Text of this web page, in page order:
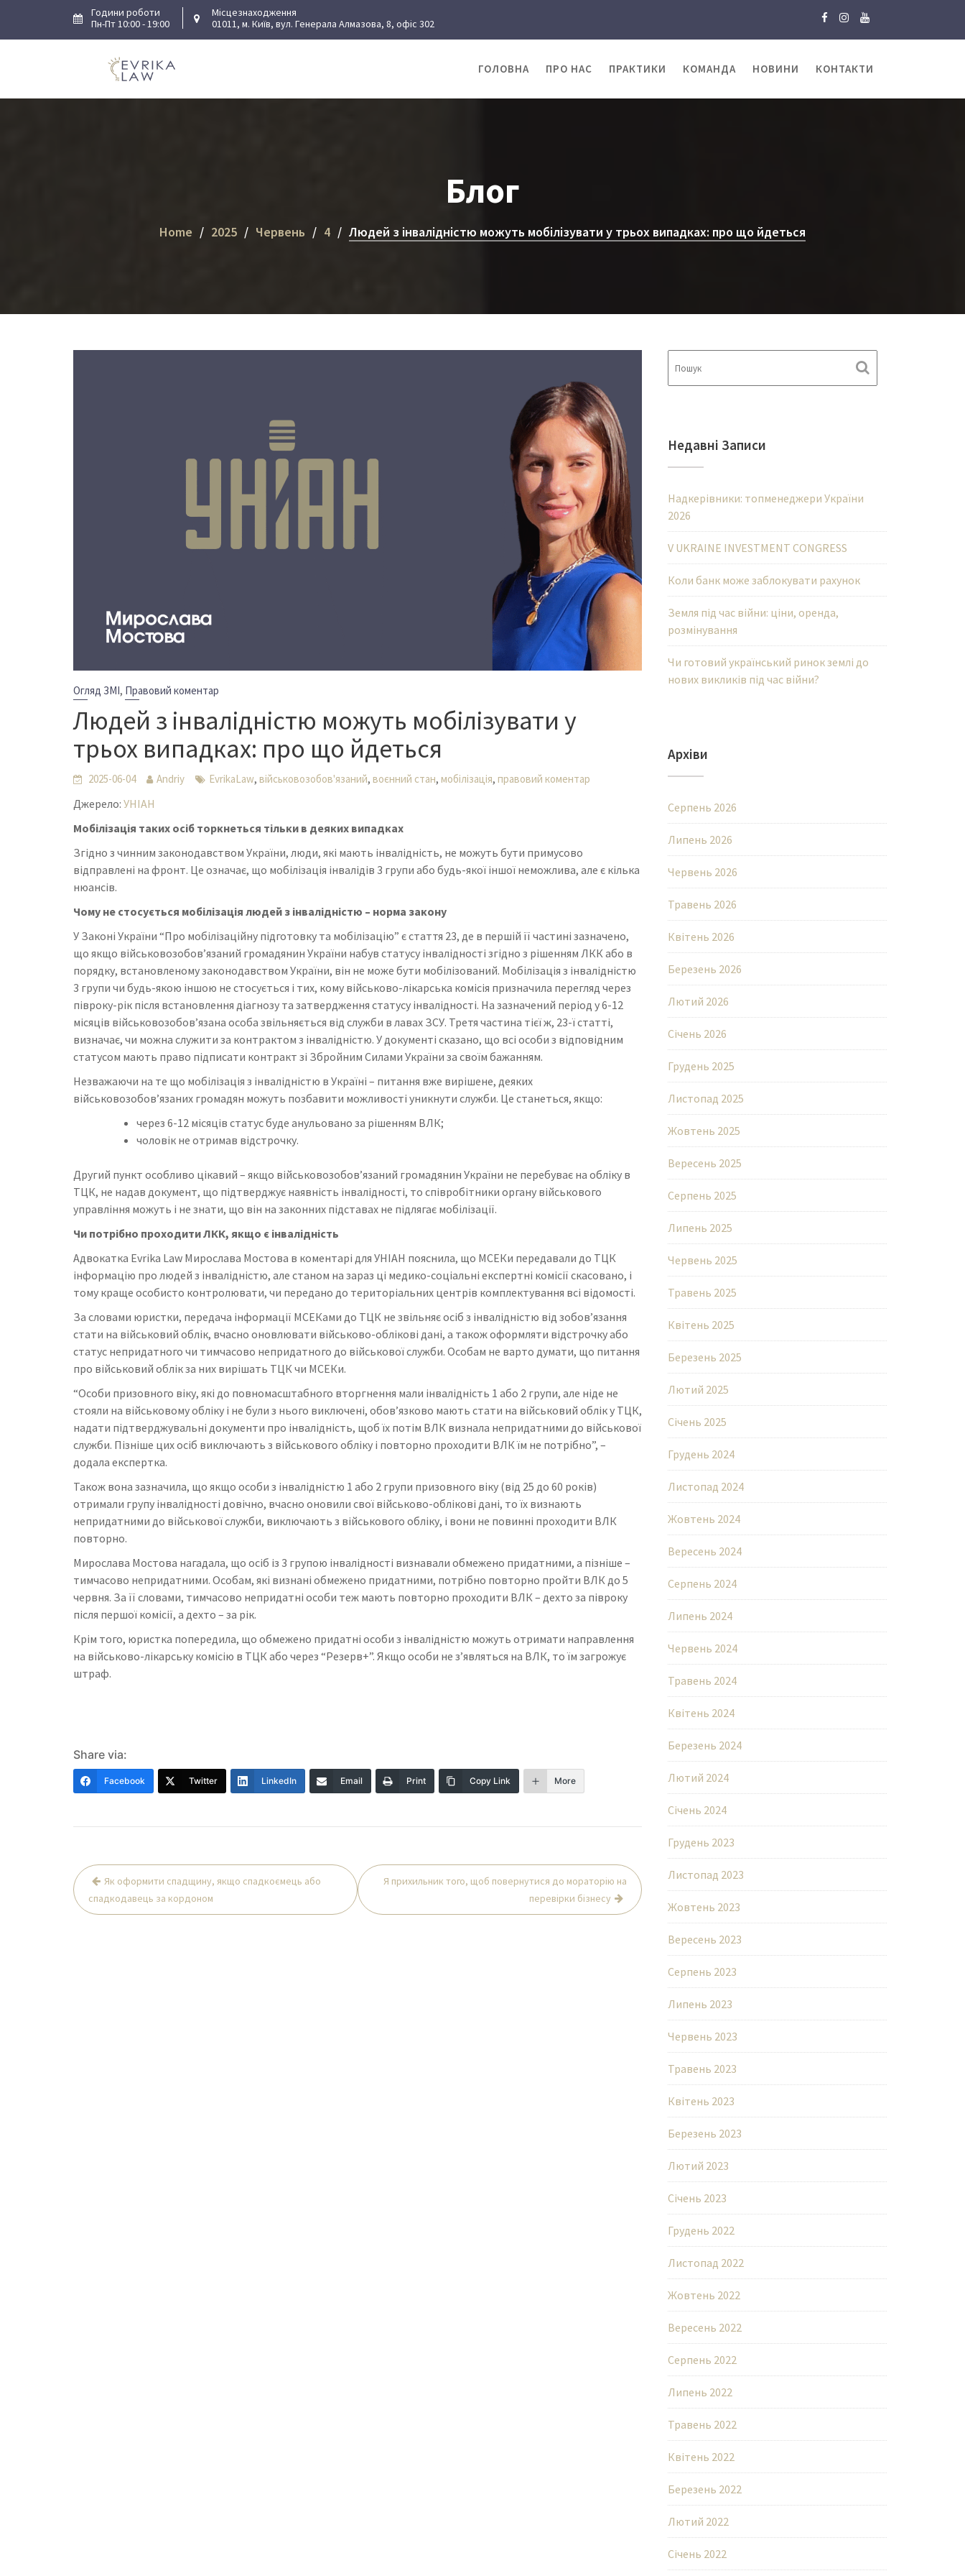
content
Години роботи
Пн-Пт 10:00 - 19:00
Місцезнаходження
01011, м. Київ, вул. Генерала Алмазова, 8, офіс 302
ГОЛОВНА ПРО НАС ПРАКТИКИ КОМАНДА НОВИНИ КОНТАКТИ
Блог
Home 2025 Червень 4 Людей з інвалідністю можуть мобілізувати у трьох випадках: про що йдеться
Огляд ЗМІ, Правовий коментар
Людей з інвалідністю можуть мобілізувати у
трьох випадках: про що йдеться
2025-06-04 Andriy EvrikaLaw, військовозобов'язаний, воєнний стан, мобілізація, правовий коментар
Джерело: УНІАН
Мобілізація таких осіб торкнеться тільки в деяких випадках
Згідно з чинним законодавством України, люди, які мають інвалідність, не можуть бути примусово
відправлені на фронт. Це означає, що мобілізація інвалідів 3 групи або будь-якої іншої неможлива, але є кілька
нюансів.
Чому не стосується мобілізація людей з інвалідністю – норма закону
У Законі України “Про мобілізаційну підготовку та мобілізацію” є стаття 23, де в першій її частині зазначено,
що якщо військовозобов’язаний громадянин України набув статусу інвалідності згідно з рішенням ЛКК або в
порядку, встановленому законодавством України, він не може бути мобілізований. Мобілізація з інвалідністю
3 групи чи будь-якою іншою не стосується і тих, кому військово-лікарська комісія призначила перегляд через
півроку-рік після встановлення діагнозу та затвердження статусу інвалідності. На зазначений період у 6-12
місяців військовозобов’язана особа звільняється від служби в лавах ЗСУ. Третя частина тієї ж, 23-ї статті,
визначає, чи можна служити за контрактом з інвалідністю. У документі сказано, що всі особи з відповідним
статусом мають право підписати контракт зі Збройним Силами України за своїм бажанням.
Незважаючи на те що мобілізація з інвалідністю в Україні – питання вже вирішене, деяких
військовозобов’язаних громадян можуть позбавити можливості уникнути служби. Це станеться, якщо:
через 6-12 місяців статус буде анульовано за рішенням ВЛК;
чоловік не отримав відстрочку.
Другий пункт особливо цікавий – якщо військовозобов’язаний громадянин України не перебуває на обліку в
ТЦК, не надав документ, що підтверджує наявність інвалідності, то співробітники органу військового
управління можуть і не знати, що він на законних підставах не підлягає мобілізації.
Чи потрібно проходити ЛКК, якщо є інвалідність
Адвокатка Evrika Law Мирослава Мостова в коментарі для УНІАН пояснила, що МСЕКи передавали до ТЦК
інформацію про людей з інвалідністю, але станом на зараз ці медико-соціальні експертні комісії скасовано, і
тому краще особисто контролювати, чи передано до територіальних центрів комплектування всі відомості.
За словами юристки, передача інформації МСЕКами до ТЦК не звільняє осіб з інвалідністю від зобов’язання
стати на військовий облік, вчасно оновлювати військово-облікові дані, а також оформляти відстрочку або
статус непридатного чи тимчасово непридатного до військової служби. Особам не варто думати, що питання
про військовий облік за них вирішать ТЦК чи МСЕКи.
“Особи призовного віку, які до повномасштабного вторгнення мали інвалідність 1 або 2 групи, але ніде не
стояли на військовому обліку і не були з нього виключені, обов’язково мають стати на військовий облік у ТЦК,
надати підтверджувальні документи про інвалідність, щоб їх потім ВЛК визнала непридатними до військової
служби. Пізніше цих осіб виключають з військового обліку і повторно проходити ВЛК їм не потрібно”, –
додала експертка.
Також вона зазначила, що якщо особи з інвалідністю 1 або 2 групи призовного віку (від 25 до 60 років)
отримали групу інвалідності довічно, вчасно оновили свої військово-облікові дані, то їх визнають
непридатними до військової служби, виключають з військового обліку, і вони не повинні проходити ВЛК
повторно.
Мирослава Мостова нагадала, що осіб із 3 групою інвалідності визнавали обмежено придатними, а пізніше –
тимчасово непридатними. Особам, які визнані обмежено придатними, потрібно повторно пройти ВЛК до 5
червня. За її словами, тимчасово непридатні особи теж мають повторно проходити ВЛК – дехто за півроку
після першої комісії, а дехто – за рік.
Крім того, юристка попередила, що обмежено придатні особи з інвалідністю можуть отримати направлення
на військово-лікарську комісію в ТЦК або через “Резерв+”. Якщо особи не з’являться на ВЛК, то їм загрожує
штраф.
Share via:
Facebook Twitter LinkedIn Email Print Copy Link More
Навігація
записів
Як оформити спадщину, якщо спадкоємець або
спадкодавець за кордоном
Я прихильник того, щоб повернутися до мораторію на
перевірки бізнесу
Недавні Записи
Надкерівники: топменеджери України
2026
V UKRAINE INVESTMENT CONGRESS
Коли банк може заблокувати рахунок
Земля під час війни: ціни, оренда,
розмінування
Чи готовий український ринок землі до
нових викликів під час війни?
Архіви
Серпень 2026
Липень 2026
Червень 2026
Травень 2026
Квітень 2026
Березень 2026
Лютий 2026
Січень 2026
Грудень 2025
Листопад 2025
Жовтень 2025
Вересень 2025
Серпень 2025
Липень 2025
Червень 2025
Травень 2025
Квітень 2025
Березень 2025
Лютий 2025
Січень 2025
Грудень 2024
Листопад 2024
Жовтень 2024
Вересень 2024
Серпень 2024
Липень 2024
Червень 2024
Травень 2024
Квітень 2024
Березень 2024
Лютий 2024
Січень 2024
Грудень 2023
Листопад 2023
Жовтень 2023
Вересень 2023
Серпень 2023
Липень 2023
Червень 2023
Травень 2023
Квітень 2023
Березень 2023
Лютий 2023
Січень 2023
Грудень 2022
Листопад 2022
Жовтень 2022
Вересень 2022
Серпень 2022
Липень 2022
Травень 2022
Квітень 2022
Березень 2022
Лютий 2022
Січень 2022